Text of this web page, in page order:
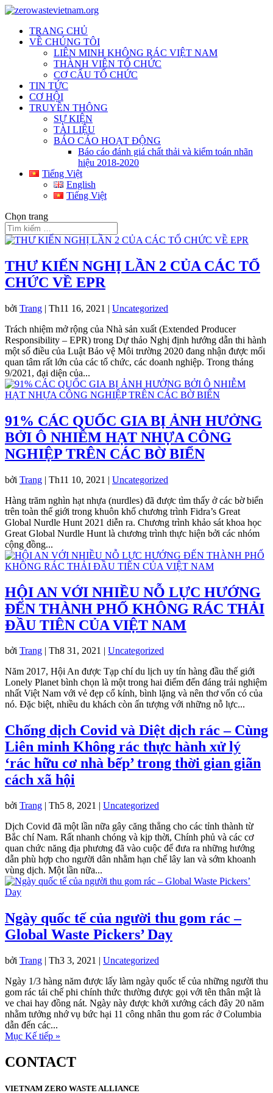
TRANG CHỦ
VỀ CHÚNG TÔI
LIÊN MINH KHÔNG RÁC VIỆT NAM
THÀNH VIÊN TỔ CHỨC
CƠ CẤU TỔ CHỨC
TIN TỨC
CƠ HỘI
TRUYỀN THÔNG
SỰ KIỆN
TÀI LIỆU
BÁO CÁO HOẠT ĐỘNG
Báo cáo đánh giá chất thải và kiểm toán nhãn
hiệu 2018-2020
Tiếng Việt
English
Tiếng Việt
Chọn trang
THƯ KIẾN NGHỊ LẦN 2 CỦA CÁC TỔ
CHỨC VỀ EPR
bởi Trang | Th11 16, 2021 | Uncategorized
Trách nhiệm mở rộng của Nhà sản xuất (Extended Producer
Responsibility – EPR) trong Dự thảo Nghị định hướng dẫn thi hành
một số điều của Luật Bảo vệ Môi trường 2020 đang nhận được mối
quan tâm rất lớn của các tổ chức, các doanh nghiệp. Trong tháng
9/2021, đại diện của...
91% CÁC QUỐC GIA BỊ ẢNH HƯỞNG
BỞI Ô NHIỄM HẠT NHỰA CÔNG
NGHIỆP TRÊN CÁC BỜ BIỂN
bởi Trang | Th11 10, 2021 | Uncategorized
Hàng trăm nghìn hạt nhựa (nurdles) đã được tìm thấy ở các bờ biển
trên toàn thế giới trong khuôn khổ chương trình Fidra’s Great
Global Nurdle Hunt 2021 diễn ra. Chương trình khảo sát khoa học
Great Global Nurdle Hunt là chương trình thực hiện bởi các nhóm
cộng đồng...
HỘI AN VỚI NHIỀU NỖ LỰC HƯỚNG
ĐẾN THÀNH PHỐ KHÔNG RÁC THẢI
ĐẦU TIÊN CỦA VIỆT NAM
bởi Trang | Th8 31, 2021 | Uncategorized
Năm 2017, Hội An được Tạp chí du lịch uy tín hàng đầu thế giới
Lonely Planet bình chọn là một trong hai điểm đến đáng trải nghiệm
nhất Việt Nam với vẻ đẹp cổ kính, bình lặng và nên thơ vốn có của
nó. Đặc biệt, nhiều du khách còn ấn tượng với những nỗ lực...
Chống dịch Covid và Diệt dịch rác – Cùng
Liên minh Không rác thực hành xử lý
‘rác hữu cơ nhà bếp’ trong thời gian giãn
cách xã hội
bởi Trang | Th5 8, 2021 | Uncategorized
Dịch Covid đã một lần nữa gây căng thẳng cho các tỉnh thành từ
Bắc chí Nam. Rất nhanh chóng và kịp thời, Chính phủ và các cơ
quan chức năng địa phương đã vào cuộc để đưa ra những hướng
dẫn phù hợp cho người dân nhằm hạn chế lây lan và sớm khoanh
vùng dịch. Một lần nữa...
Ngày quốc tế của người thu gom rác –
Global Waste Pickers’ Day
bởi Trang | Th3 3, 2021 | Uncategorized
Ngày 1/3 hàng năm được lấy làm ngày quốc tế của những người thu
gom rác tái chế phi chính thức thường được gọi với tên thân mật là
ve chai hay đồng nát. Ngày này được khởi xướng cách đây 20 năm
nhằm tưởng nhớ vụ bức hại 11 công nhân thu gom rác ở Columbia
dẫn đến các...
Mục Kế tiếp »
CONTACT
VIETNAM ZERO WASTE ALLIANCE